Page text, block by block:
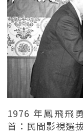
1976 年鳳飛飛
首：民間影視選